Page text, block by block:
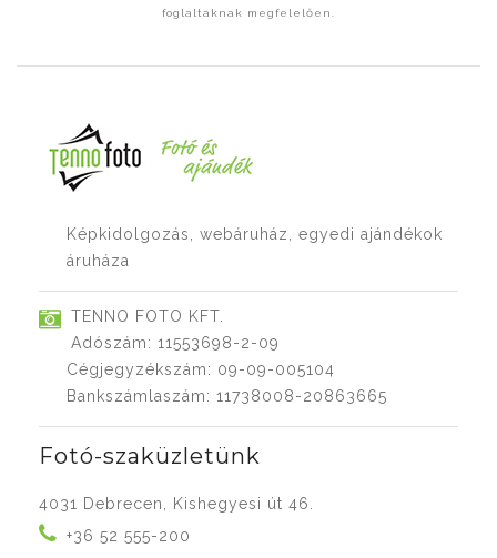
foglaltaknak megfelelően.
Képkidolgozás, webáruház, egyedi ajándékok
áruháza
TENNO FOTO KFT.
Adószám: 11553698-2-09
Cégjegyzékszám: 09-09-005104
Bankszámlaszám: 11738008-20863665
Fotó-szaküzletünk
4031 Debrecen, Kishegyesi út 46.
+36 52 555-200